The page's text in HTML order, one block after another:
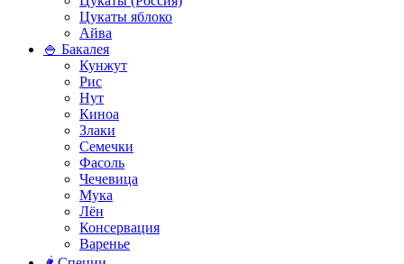
Цукаты яблоко
Айва
🍚 Бакалея
Кунжут
Рис
Нут
Киноа
Злаки
Семечки
Фасоль
Чечевица
Мука
Лён
Консервация
Варенье